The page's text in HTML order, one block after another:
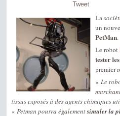
Tweet
La
un
PetMan.
Le robot
tester
premier
« Le
tissus exposés à des agents chimiques
« Petman pourra égalementsimuler la